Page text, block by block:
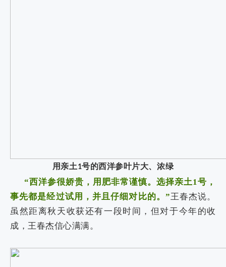
用亲土1号的西洋参叶片大、浓绿
“西洋参很娇贵，用肥非常谨慎。选择亲土1号，
事先都是经过试用，并且仔细对比的。”王春杰说。
虽然距离秋天收获还有一段时间，但对于今年的收
成，王春杰信心满满。